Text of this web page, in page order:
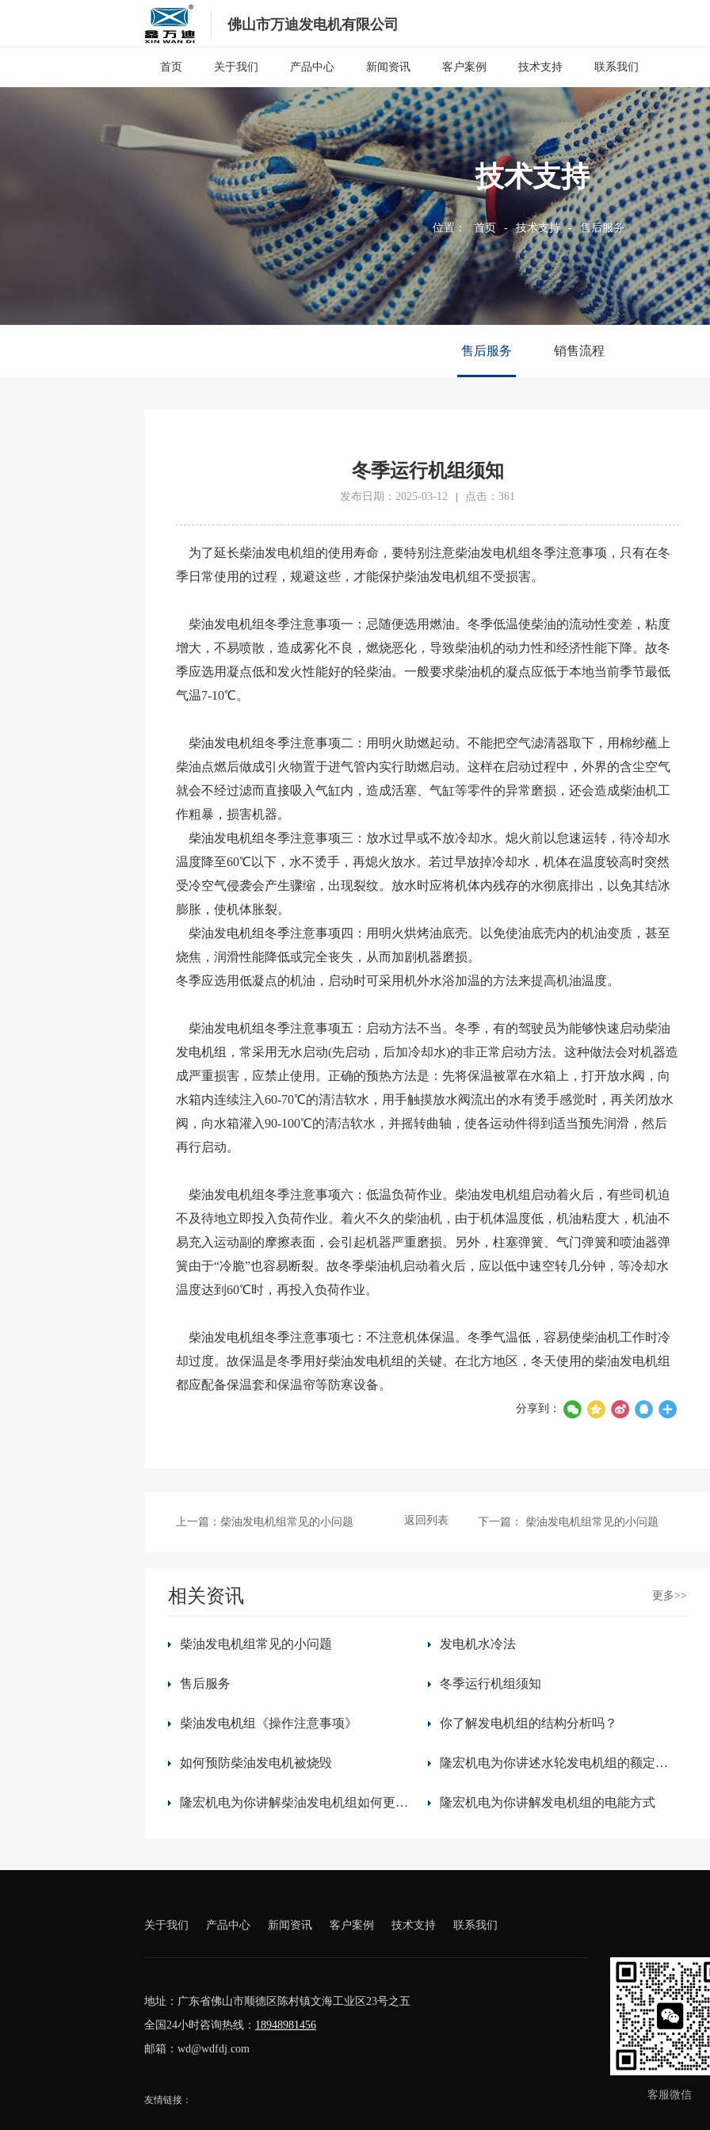
佛山市万迪发电机有限公司
首页 关于我们 产品中心 新闻资讯 客户案例 技术支持 联系我们
技术支持
位置： 首页 - 技术支持 - 售后服务
售后服务 销售流程
冬季运行机组须知
发布日期：2025-03-12 点击：361
为了延长柴油发电机组的使用寿命，要特别注意柴油发电机组冬季注意事项，只有在冬
季日常使用的过程，规避这些，才能保护柴油发电机组不受损害。
柴油发电机组冬季注意事项一：忌随便选用燃油。冬季低温使柴油的流动性变差，粘度
增大，不易喷散，造成雾化不良，燃烧恶化，导致柴油机的动力性和经济性能下降。故冬
季应选用凝点低和发火性能好的轻柴油。一般要求柴油机的凝点应低于本地当前季节最低
气温7-10℃。
柴油发电机组冬季注意事项二：用明火助燃起动。不能把空气滤清器取下，用棉纱蘸上
柴油点燃后做成引火物置于进气管内实行助燃启动。这样在启动过程中，外界的含尘空气
就会不经过滤而直接吸入气缸内，造成活塞、气缸等零件的异常磨损，还会造成柴油机工
作粗暴，损害机器。
柴油发电机组冬季注意事项三：放水过早或不放冷却水。熄火前以怠速运转，待冷却水
温度降至60℃以下，水不烫手，再熄火放水。若过早放掉冷却水，机体在温度较高时突然
受冷空气侵袭会产生骤缩，出现裂纹。放水时应将机体内残存的水彻底排出，以免其结冰
膨胀，使机体胀裂。
柴油发电机组冬季注意事项四：用明火烘烤油底壳。以免使油底壳内的机油变质，甚至
烧焦，润滑性能降低或完全丧失，从而加剧机器磨损。
冬季应选用低凝点的机油，启动时可采用机外水浴加温的方法来提高机油温度。
柴油发电机组冬季注意事项五：启动方法不当。冬季，有的驾驶员为能够快速启动柴油
发电机组，常采用无水启动(先启动，后加冷却水)的非正常启动方法。这种做法会对机器造
成严重损害，应禁止使用。正确的预热方法是：先将保温被罩在水箱上，打开放水阀，向
水箱内连续注入60-70℃的清洁软水，用手触摸放水阀流出的水有烫手感觉时，再关闭放水
阀，向水箱灌入90-100℃的清洁软水，并摇转曲轴，使各运动件得到适当预先润滑，然后
再行启动。
柴油发电机组冬季注意事项六：低温负荷作业。柴油发电机组启动着火后，有些司机迫
不及待地立即投入负荷作业。着火不久的柴油机，由于机体温度低，机油粘度大，机油不
易充入运动副的摩擦表面，会引起机器严重磨损。另外，柱塞弹簧、气门弹簧和喷油器弹
簧由于“冷脆”也容易断裂。故冬季柴油机启动着火后，应以低中速空转几分钟，等冷却水
温度达到60℃时，再投入负荷作业。
柴油发电机组冬季注意事项七：不注意机体保温。冬季气温低，容易使柴油机工作时冷
却过度。故保温是冬季用好柴油发电机组的关键。在北方地区，冬天使用的柴油发电机组
都应配备保温套和保温帘等防寒设备。
分享到：
上一篇 ：柴油发电机组常见的小问题 下一篇 ： 柴油发电机组常见的小问题
返回列表
相关资讯 更多>>
柴油发电机组常见的小问题 发电机水冷法
售后服务 冬季运行机组须知
柴油发电机组《操作注意事项》 你了解发电机组的结构分析吗？
如何预防柴油发电机被烧毁 隆宏机电为你讲述水轮发电机组的额定功率因数
隆宏机电为你讲解柴油发电机组如何更节约用柴油 隆宏机电为你讲解发电机组的电能方式
关于我们 产品中心 新闻资讯 客户案例 技术支持 联系我们
地址：广东省佛山市顺德区陈村镇文海工业区23号之五
全国24小时咨询热线： 18948981456
邮箱：wd@wdfdj.com
友情链接： 客服微信